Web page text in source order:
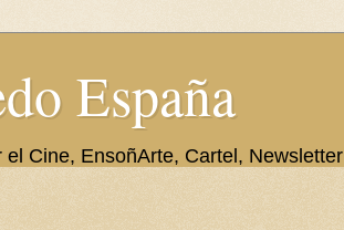
España
Cine, EnsoñArte, Cartel, Newsletter